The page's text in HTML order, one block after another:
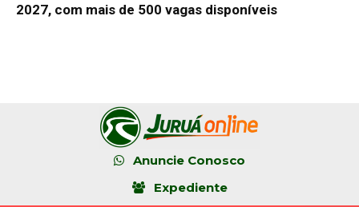
2027, com mais de 500 vagas disponíveis
Anuncie Conosco
Expediente